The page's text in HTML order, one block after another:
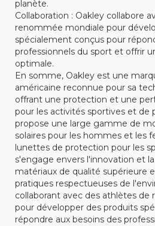
planète.
Collaboration : Oakley collabore
renommée mondiale pour
spécialement conçus pour
professionnels du sport et offrir
optimale.
En somme, Oakley est une
américaine reconnue pour sa
offrant une protection et une
pour les activités sportives et de
propose une large gamme de
solaires pour les hommes et les
lunettes de protection pour les
s'engage envers l'innovation et
matériaux de qualité supérieure
pratiques respectueuses de
collaborant avec des athlètes
pour développer des produits
répondre aux besoins des